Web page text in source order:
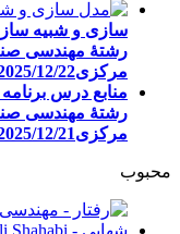
سازی و شبیه
رشتۀ مهندسی
مرکزی12/22 - 12:30
منابع درس
رشتۀ مهندسی
مرکزی12/21 - 09:54
محبوب